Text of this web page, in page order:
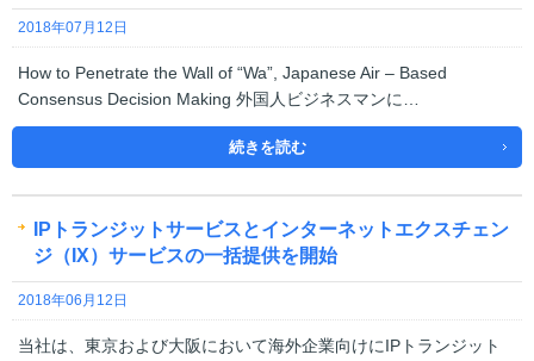
2018年07月12日
How to Penetrate the Wall of “Wa”, Japanese Air – Based
Consensus Decision Making 外国人ビジネスマンに…
続きを読む
IPトランジットサービスとインターネットエクスチェン
ジ（IX）サービスの一括提供を開始
2018年06月12日
当社は、東京および大阪において海外企業向けにIPトランジット